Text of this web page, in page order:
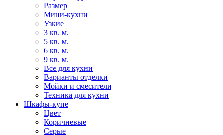
Размер
Мини-кухни
Узкие
3 кв. м.
5 кв. м.
6 кв. м.
9 кв. м.
Все для кухни
Варианты отделки
Мойки и смесители
Техника для кухни
Шкафы-купе
Цвет
Коричневые
Серые